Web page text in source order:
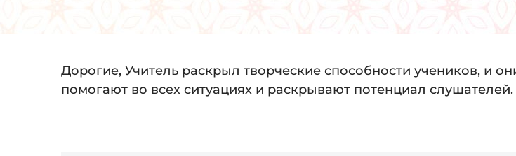
Дорогие, Учитель раскрыл творческие способности учеников, и
помогают во всех ситуациях и раскрывают потенциал слушателей.